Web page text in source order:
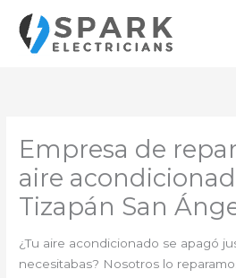
contenido
Empresa de
aire
Tizapán San
¿Tu aire acondicionado se apagó
necesitabas? Nosotros lo